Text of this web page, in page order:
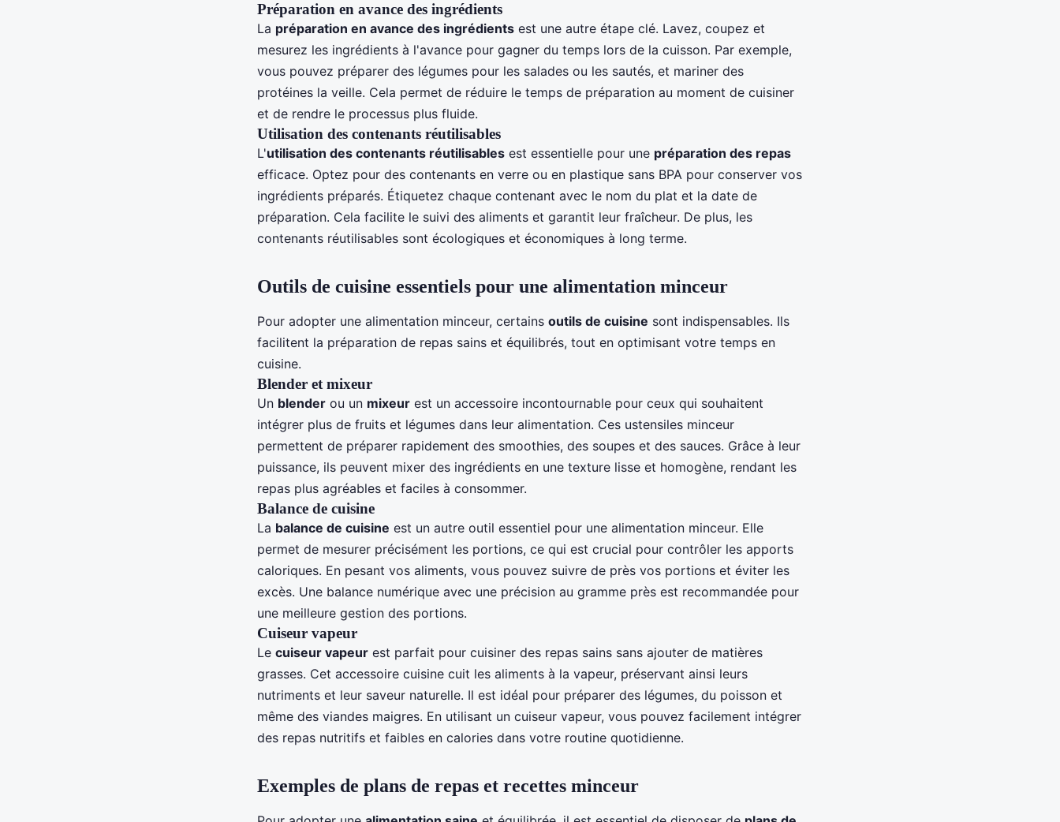
Préparation en avance des ingrédients
La préparation en avance des ingrédients est une autre étape clé. Lavez, coupez et
mesurez les ingrédients à l'avance pour gagner du temps lors de la cuisson. Par exemple,
vous pouvez préparer des légumes pour les salades ou les sautés, et mariner des
protéines la veille. Cela permet de réduire le temps de préparation au moment de cuisiner
et de rendre le processus plus fluide.
Utilisation des contenants réutilisables
L'utilisation des contenants réutilisables est essentielle pour une préparation des repas
efficace. Optez pour des contenants en verre ou en plastique sans BPA pour conserver vos
ingrédients préparés. Étiquetez chaque contenant avec le nom du plat et la date de
préparation. Cela facilite le suivi des aliments et garantit leur fraîcheur. De plus, les
contenants réutilisables sont écologiques et économiques à long terme.
Outils de cuisine essentiels pour une alimentation minceur
Pour adopter une alimentation minceur, certains outils de cuisine sont indispensables. Ils
facilitent la préparation de repas sains et équilibrés, tout en optimisant votre temps en
cuisine.
Blender et mixeur
Un blender ou un mixeur est un accessoire incontournable pour ceux qui souhaitent
intégrer plus de fruits et légumes dans leur alimentation. Ces ustensiles minceur
permettent de préparer rapidement des smoothies, des soupes et des sauces. Grâce à leur
puissance, ils peuvent mixer des ingrédients en une texture lisse et homogène, rendant les
repas plus agréables et faciles à consommer.
Balance de cuisine
La balance de cuisine est un autre outil essentiel pour une alimentation minceur. Elle
permet de mesurer précisément les portions, ce qui est crucial pour contrôler les apports
caloriques. En pesant vos aliments, vous pouvez suivre de près vos portions et éviter les
excès. Une balance numérique avec une précision au gramme près est recommandée pour
une meilleure gestion des portions.
Cuiseur vapeur
Le cuiseur vapeur est parfait pour cuisiner des repas sains sans ajouter de matières
grasses. Cet accessoire cuisine cuit les aliments à la vapeur, préservant ainsi leurs
nutriments et leur saveur naturelle. Il est idéal pour préparer des légumes, du poisson et
même des viandes maigres. En utilisant un cuiseur vapeur, vous pouvez facilement intégrer
des repas nutritifs et faibles en calories dans votre routine quotidienne.
Exemples de plans de repas et recettes minceur